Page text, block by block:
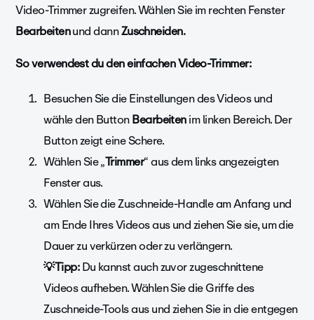
Video-Trimmer zugreifen. Wählen Sie im rechten Fenster
Bearbeitenund dannZuschneiden.
So verwendest du den einfachen Video-Trimmer:
Besuchen Sie die Einstellungen des Videos und
wähle den ButtonBearbeitenim linken Bereich. Der
Button zeigt eine Schere.
Wählen Sie „Trimmer“ aus dem links angezeigten
Fenster aus.
Wählen Sie die Zuschneide-Handle am Anfang und
am Ende Ihres Videos aus und ziehen Sie sie, um die
Dauer zu verkürzen oder zu verlängern.
💡Tipp:Du kannst auch zuvor zugeschnittene
Videos aufheben. Wählen Sie die Griffe des
Zuschneide-Tools aus und ziehen Sie in die entgegen